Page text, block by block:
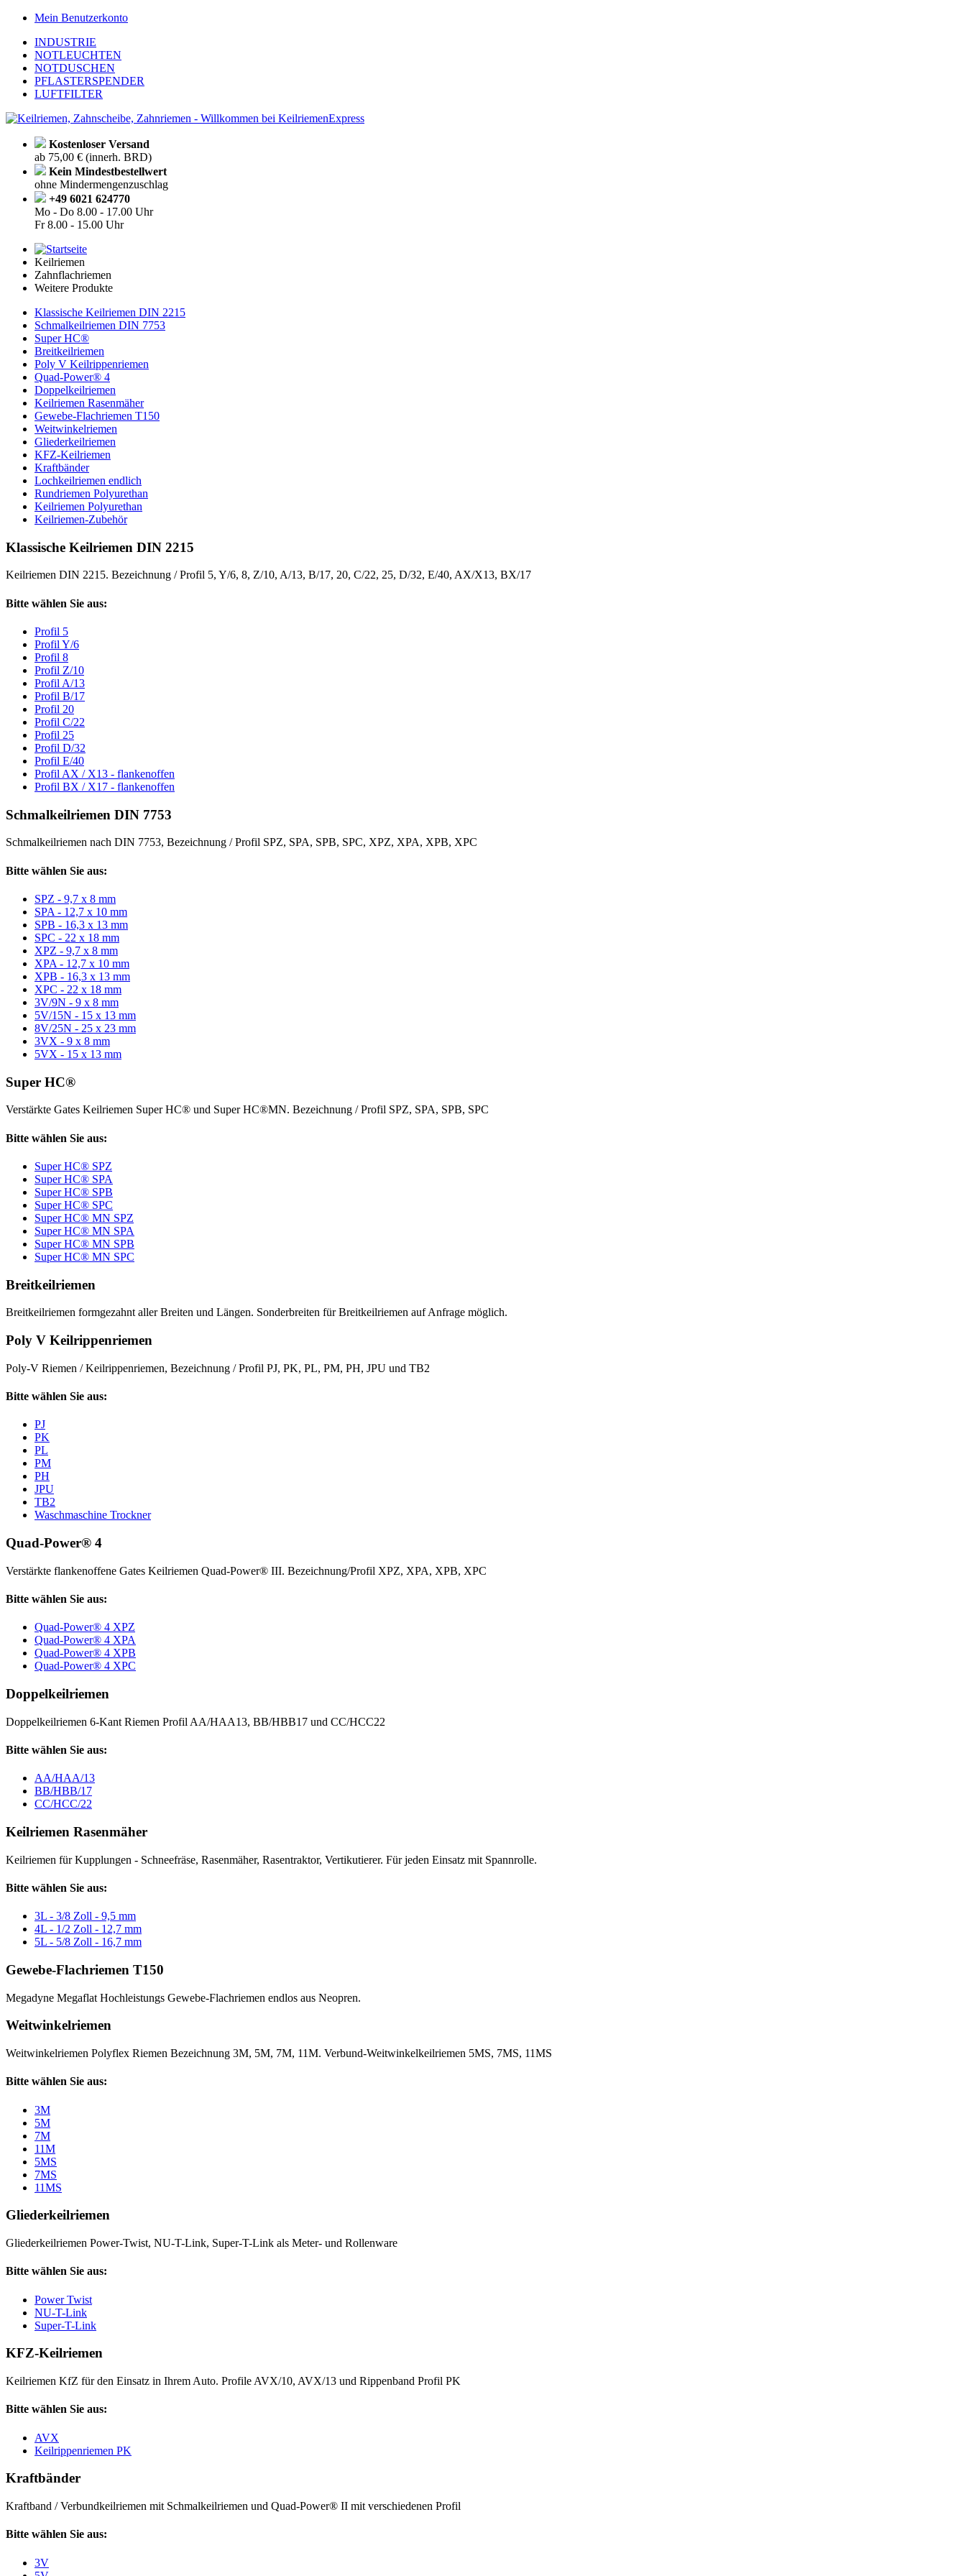
Mein Benutzerkonto
INDUSTRIE
NOTLEUCHTEN
NOTDUSCHEN
PFLASTERSPENDER
LUFTFILTER
Kostenloser Versand
ab 75,00 € (innerh. BRD)
Kein Mindestbestellwert
ohne Mindermengenzuschlag
+49 6021 624770
Mo - Do 8.00 - 17.00 Uhr
Fr8.00 - 15.00 Uhr
Keilriemen
Zahnflachriemen
Weitere Produkte
Klassische Keilriemen DIN 2215
Schmalkeilriemen DIN 7753
Super HC®
Breitkeilriemen
Poly V Keilrippenriemen
Quad-Power® 4
Doppelkeilriemen
Keilriemen Rasenmäher
Gewebe-Flachriemen T150
Weitwinkelriemen
Gliederkeilriemen
KFZ-Keilriemen
Kraftbänder
Lochkeilriemen endlich
Rundriemen Polyurethan
Keilriemen Polyurethan
Keilriemen-Zubehör
Klassische Keilriemen DIN 2215
Keilriemen DIN 2215. Bezeichnung / Profil 5, Y/6, 8, Z/10, A/13, B/17, 20, C/22, 25, D/32, E/40, AX/X13, BX/17
Bitte wählen Sie aus:
Profil 5
Profil Y/6
Profil 8
Profil Z/10
Profil A/13
Profil B/17
Profil 20
Profil C/22
Profil 25
Profil D/32
Profil E/40
Profil AX / X13 - flankenoffen
Profil BX / X17 - flankenoffen
Schmalkeilriemen DIN 7753
Schmalkeilriemen nach DIN 7753, Bezeichnung / Profil SPZ, SPA, SPB, SPC, XPZ, XPA, XPB, XPC
Bitte wählen Sie aus:
SPZ - 9,7 x 8 mm
SPA - 12,7 x 10 mm
SPB - 16,3 x 13 mm
SPC - 22 x 18 mm
XPZ - 9,7 x 8 mm
XPA - 12,7 x 10 mm
XPB - 16,3 x 13 mm
XPC - 22 x 18 mm
3V/9N - 9 x 8 mm
5V/15N - 15 x 13 mm
8V/25N - 25 x 23 mm
3VX - 9 x 8 mm
5VX - 15 x 13 mm
Super HC®
Verstärkte Gates Keilriemen Super HC® und Super HC®MN. Bezeichnung / Profil SPZ, SPA, SPB, SPC
Bitte wählen Sie aus:
Super HC® SPZ
Super HC® SPA
Super HC® SPB
Super HC® SPC
Super HC® MN SPZ
Super HC® MN SPA
Super HC® MN SPB
Super HC® MN SPC
Breitkeilriemen
Breitkeilriemen formgezahnt aller Breiten und Längen. Sonderbreiten für Breitkeilriemen auf Anfrage möglich.
Poly V Keilrippenriemen
Poly-V Riemen / Keilrippenriemen, Bezeichnung / Profil PJ, PK, PL, PM, PH, JPU und TB2
Bitte wählen Sie aus:
PJ
PK
PL
PM
PH
JPU
TB2
Waschmaschine Trockner
Quad-Power® 4
Verstärkte flankenoffene Gates Keilriemen Quad-Power® III. Bezeichnung/Profil XPZ, XPA, XPB, XPC
Bitte wählen Sie aus:
Quad-Power® 4 XPZ
Quad-Power® 4 XPA
Quad-Power® 4 XPB
Quad-Power® 4 XPC
Doppelkeilriemen
Doppelkeilriemen 6-Kant Riemen Profil AA/HAA13, BB/HBB17 und CC/HCC22
Bitte wählen Sie aus:
AA/HAA/13
BB/HBB/17
CC/HCC/22
Keilriemen Rasenmäher
Keilriemen für Kupplungen - Schneefräse, Rasenmäher, Rasentraktor, Vertikutierer. Für jeden Einsatz mit Spannrolle.
Bitte wählen Sie aus:
3L - 3/8 Zoll - 9,5 mm
4L - 1/2 Zoll - 12,7 mm
5L - 5/8 Zoll - 16,7 mm
Gewebe-Flachriemen T150
Megadyne Megaflat Hochleistungs Gewebe-Flachriemen endlos aus Neopren.
Weitwinkelriemen
Weitwinkelriemen Polyflex Riemen Bezeichnung 3M, 5M, 7M, 11M. Verbund-Weitwinkelkeilriemen 5MS, 7MS, 11MS
Bitte wählen Sie aus:
3M
5M
7M
11M
5MS
7MS
11MS
Gliederkeilriemen
Gliederkeilriemen Power-Twist, NU-T-Link, Super-T-Link als Meter- und Rollenware
Bitte wählen Sie aus:
Power Twist
NU-T-Link
Super-T-Link
KFZ-Keilriemen
Keilriemen KfZ für den Einsatz in Ihrem Auto. Profile AVX/10, AVX/13 und Rippenband Profil PK
Bitte wählen Sie aus:
AVX
Keilrippenriemen PK
Kraftbänder
Kraftband / Verbundkeilriemen mit Schmalkeilriemen und Quad-Power® II mit verschiedenen Profil
Bitte wählen Sie aus:
3V